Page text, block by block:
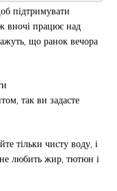
підтримувати
вночі працює над
що ранок вечора
так ви задасте
тільки чисту воду, і
любить жир, тютюн і